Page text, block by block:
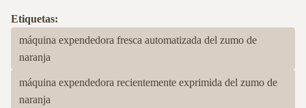
Etiquetas:
máquina expendedora fresca automatizada del zumo de
naranja
máquina expendedora recientemente exprimida del zumo de
naranja